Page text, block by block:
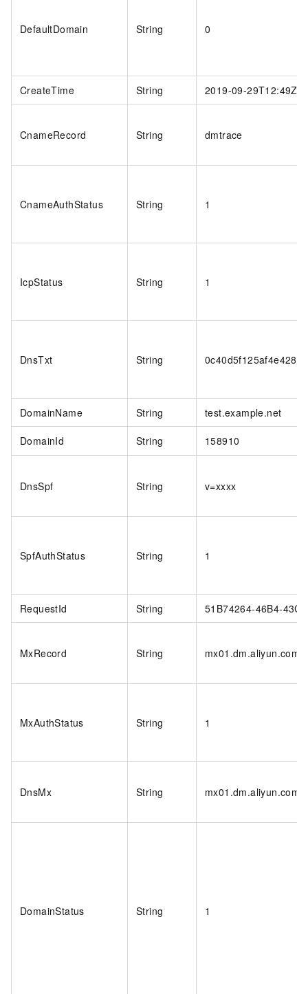
DefaultDomain String 0
CreateTime String 2019-09-29T12:49Z
CnameRecord String dmtrace
CnameAuthStatus String 1
IcpStatus String 1
DnsTxt String
DomainName String test.example.net
DomainId String 158910
DnsSpf String v=xxxx
SpfAuthStatus String 1
RequestId String 51B74264-46B4-
MxRecord String mx01.dm.aliyun.com
MxAuthStatus String 1
DnsMx String mx01.dm.aliyun.com
DomainStatus String 1